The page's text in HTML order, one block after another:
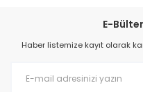
E-
Haber listemize kayıt olarak